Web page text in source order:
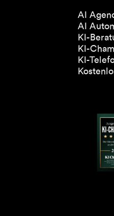
AI
AI
KI-
KI-
KI-